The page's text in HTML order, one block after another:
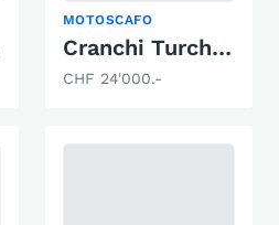
MOTOSCAFO
Cranchi Turchese 24
CHF 24'000.-